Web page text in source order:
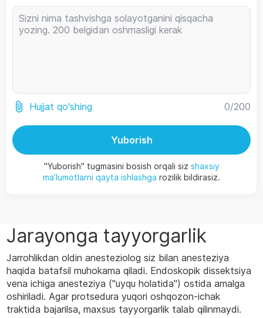
Hujjat qo'shing 0/200
Yuborish
"Yuborish" tugmasini bosish orqali siz shaxsiy
ma’lumotlarni qayta ishlashga rozilik bildirasiz.
Jarayonga tayyorgarlik
Jarrohlikdan oldin anesteziolog siz bilan anesteziya
haqida batafsil muhokama qiladi. Endoskopik dissektsiya
vena ichiga anesteziya ("uyqu holatida") ostida amalga
oshiriladi. Agar protsedura yuqori oshqozon-ichak
traktida bajarilsa, maxsus tayyorgarlik talab qilinmaydi.